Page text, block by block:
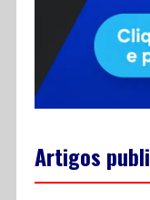
Artigos